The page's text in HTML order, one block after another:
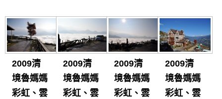
2009清
境魯媽媽
彩虹、雲
2009清
境魯媽媽
彩虹、雲
2009清
境魯媽媽
彩虹、雲
2009清
境魯媽媽
彩虹、雲